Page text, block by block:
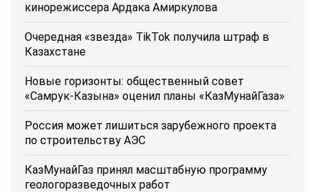
кинорежиссера Ардака Амиркулова
Очередная «звезда» TikTok получила штраф в
Казахстане
Новые горизонты: общественный совет
«Самрук-Казына» оценил планы «КазМунайГаза»
Россия может лишиться зарубежного проекта
по строительству АЭС
КазМунайГаз принял масштабную программу
геологоразведочных работ